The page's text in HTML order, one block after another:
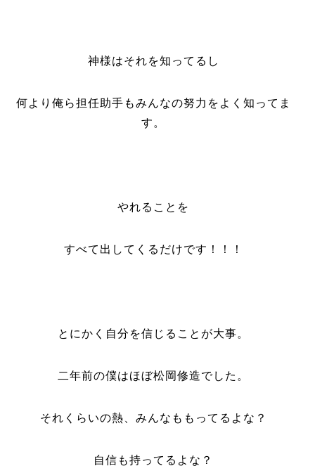
神様はそれを知ってるし
何より俺ら担任助手もみんなの努力をよく知ってま
す。
やれることを
すべて出してくるだけです！！！
とにかく自分を信じることが大事。
二年前の僕はほぼ松岡修造でした。
それくらいの熱、みんなももってるよな？
自信も持ってるよな？